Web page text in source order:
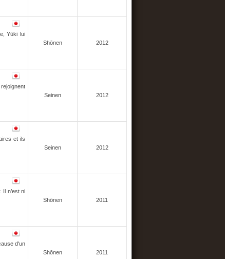
​Yūki lui
Shōnen 2012
Seinen 2012
et ils
Seinen 2012
Il n’est ni
Shōnen 2011
d'un
Shōnen 2011